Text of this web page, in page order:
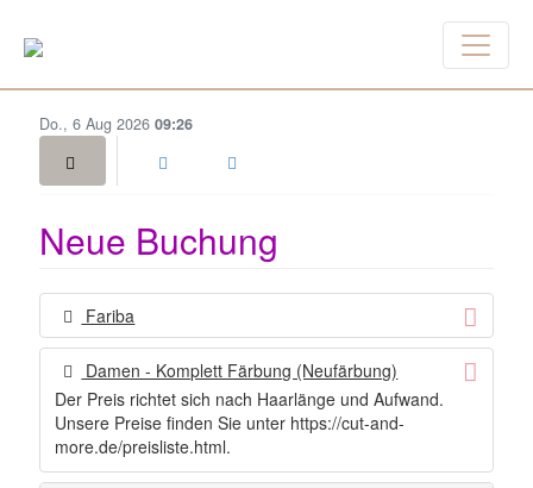
Do., 6 Aug 2026 09:26
Neue Buchung
Fariba
Damen - Komplett Färbung (Neufärbung)
Der Preis richtet sich nach Haarlänge und Aufwand.
Unsere Preise finden Sie unter https://cut-and-
more.de/preisliste.html.